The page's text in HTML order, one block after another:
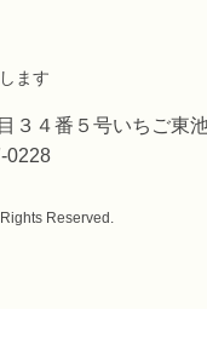
ます
３４番５号いちご東
0228
Reserved.